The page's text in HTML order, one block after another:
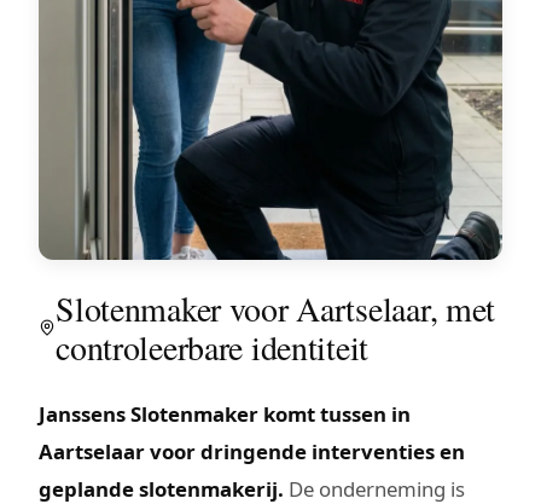
Slotenmaker voor Aartselaar, met
controleerbare identiteit
Janssens Slotenmaker komt tussen in
Aartselaar voor dringende interventies en
geplande slotenmakerij. De onderneming is